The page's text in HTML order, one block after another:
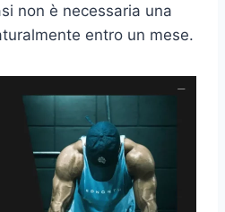
non è necessaria una
entro un mese.